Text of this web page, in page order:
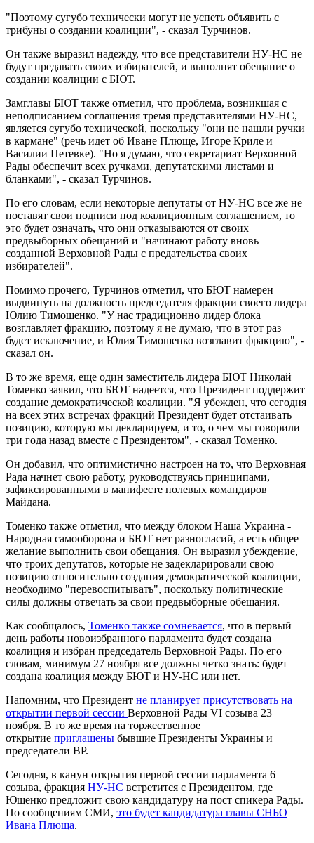
"Поэтому сугубо технически могут не успеть объявить с
трибуны о создании коалиции", - сказал Турчинов.
Он также выразил надежду, что все представители НУ-НС не
будут предавать своих избирателей, и выполнят обещание о
создании коалиции с БЮТ.
Замглавы БЮТ также отметил, что проблема, возникшая с
неподписанием соглашения тремя представителями НУ-НС,
является сугубо технической, поскольку "они не нашли ручки
в кармане" (речь идет об Иване Плюще, Игоре Криле и
Василии Петевке). "Но я думаю, что секретариат Верховной
Рады обеспечит всех ручками, депутатскими листами и
бланками", - сказал Турчинов.
По его словам, если некоторые депутаты от НУ-НС все же не
поставят свои подписи под коалиционным соглашением, то
это будет означать, что они отказываются от своих
предвыборных обещаний и "начинают работу вновь
созданной Верховной Рады с предательства своих
избирателей".
Помимо прочего, Турчинов отметил, что БЮТ намерен
выдвинуть на должность председателя фракции своего лидера
Юлию Тимошенко. "У нас традиционно лидер блока
возглавляет фракцию, поэтому я не думаю, что в этот раз
будет исключение, и Юлия Тимошенко возглавит фракцию", -
сказал он.
В то же время, еще один заместитель лидера БЮТ Николай
Томенко заявил, что БЮТ надеется, что Президент поддержит
создание демократической коалиции. "Я убежден, что сегодня
на всех этих встречах фракций Президент будет отстаивать
позицию, которую мы декларируем, и то, о чем мы говорили
три года назад вместе с Президентом", - сказал Томенко.
Он добавил, что оптимистично настроен на то, что Верховная
Рада начнет свою работу, руководствуясь принципами,
зафиксированными в манифесте полевых командиров
Майдана.
Томенко также отметил, что между блоком Наша Украина -
Народная самооборона и БЮТ нет разногласий, а есть общее
желание выполнить свои обещания. Он выразил убеждение,
что троих депутатов, которые не задекларировали свою
позицию относительно создания демократической коалиции,
необходимо "перевоспитывать", поскольку политические
силы должны отвечать за свои предвыборные обещания.
Как сообщалось, Томенкo также сомневается, что в первый
день работы новоизбранного парламента будет создана
коалиция и избран председатель Верховной Рады. По его
словам, минимум 27 ноября все должны четко знать: будет
создана коалиция между БЮТ и НУ-НС или нет.
Напомним, что Президент не планирует присутствовать на
открытии первой сессии Верховной Рады VI созыва 23
ноября. В то же время на торжественное
открытие приглашены бывшие Президенты Украины и
председатели ВР.
Сегодня, в канун открытия первой сессии парламента 6
созыва, фракция НУ-НС встретится с Президентом, где
Ющенко предложит свою кандидатуру на пост спикера Рады.
По сообщениям СМИ, это будет кандидатура главы СНБО
Ивана Плющa.